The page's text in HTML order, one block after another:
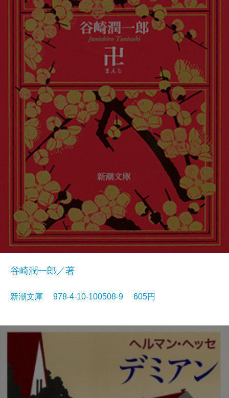
谷崎潤一郎／著
新潮文庫 978-4-10-100508-9 605円